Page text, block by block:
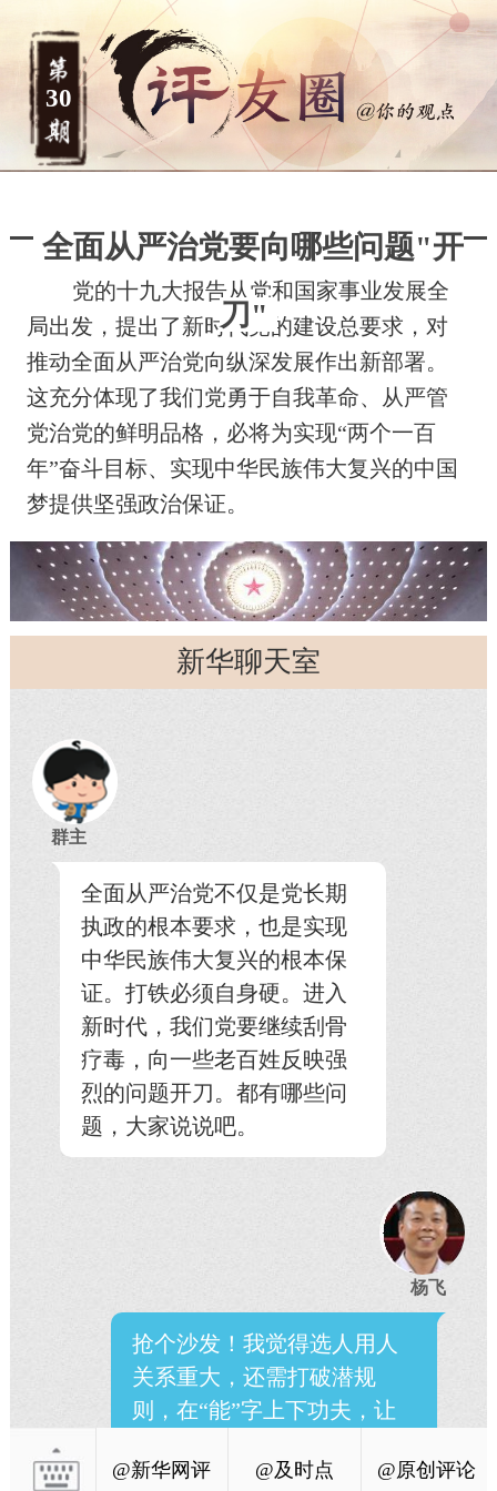
30
全面从严治党要向哪些问题"开
刀"
党的十九大报告从党和国家事业发展全
局出发，提出了新时代党的建设总要求，对
推动全面从严治党向纵深发展作出新部署。
这充分体现了我们党勇于自我革命、从严管
党治党的鲜明品格，必将为实现“两个一百
年”奋斗目标、实现中华民族伟大复兴的中国
梦提供坚强政治保证。
新华聊天室
群主
全面从严治党不仅是党长期
执政的根本要求，也是实现
中华民族伟大复兴的根本保
证。打铁必须自身硬。进入
新时代，我们党要继续刮骨
疗毒，向一些老百姓反映强
烈的问题开刀。都有哪些问
题，大家说说吧。
杨飞
抢个沙发！我觉得选人用人
关系重大，还需打破潜规
则，在“能”字上下功夫，让
@新华网评 @及时点 @原创评论